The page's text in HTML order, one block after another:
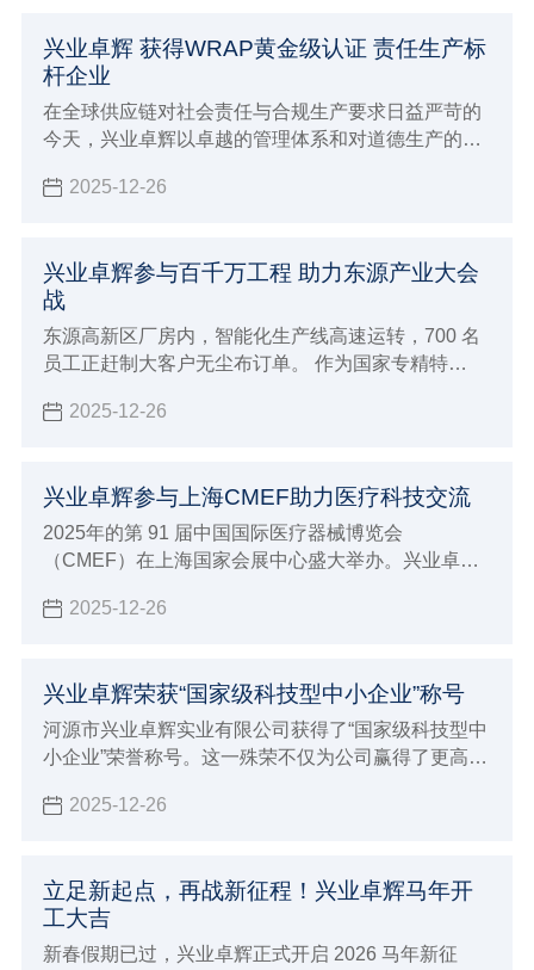
兴业卓辉 获得WRAP黄金级认证 责任生产标
杆企业
在全球供应链对社会责任与合规生产要求日益严苛的
今天，兴业卓辉以卓越的管理体系和对道德生产的坚
黄金级认证 责任生产标杆企业。
2025-12-26
兴业卓辉参与百千万工程 助力东源产业大会
战
东源高新区厂房内，智能化生产线高速运转，700 名
员工正赶制大客户无尘布订单。 作为国家专精特
收官，2025 年开年订单量同比激增 30%，正以 “一天
2025-12-26
兴业卓辉参与上海CMEF助力医疗科技交流
2025年的第 91 届中国国际医疗器械博览会
（CMEF）在上海国家会展中心盛大举办。兴业卓辉
系列、手术耗材系列、医疗防护系列、消毒液系列等
2025-12-26
兴业卓辉荣获“国家级科技型中小企业”称号
河源市兴业卓辉实业有限公司获得了“国家级科技型中
小企业”荣誉称号。这一殊荣不仅为公司赢得了更高的
支持、技术合作等方面开辟了更为广阔的发展空间。
2025-12-26
立足新起点，再战新征程！兴业卓辉马年开
工大吉
新春假期已过，兴业卓辉正式开启 2026 马年新征